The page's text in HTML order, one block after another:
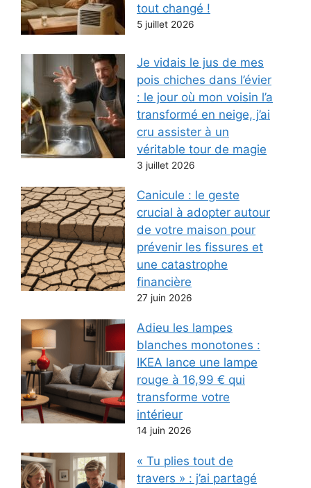
tout changé !
5 juillet 2026
Je vidais le jus de mes
pois chiches dans l’évier
: le jour où mon voisin l’a
transformé en neige, j’ai
cru assister à un
véritable tour de magie
3 juillet 2026
Canicule : le geste
crucial à adopter autour
de votre maison pour
prévenir les fissures et
une catastrophe
financière
27 juin 2026
Adieu les lampes
blanches monotones :
IKEA lance une lampe
rouge à 16,99 € qui
transforme votre
intérieur
14 juin 2026
« Tu plies tout de
travers » : j’ai partagé